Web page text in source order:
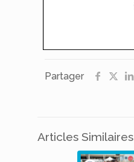
Partager
Articles Similaires